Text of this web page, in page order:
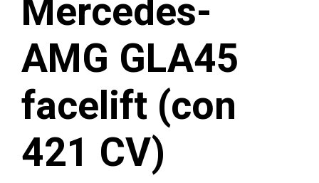
Mercedes-
AMG GLA45
facelift (con
421 CV)